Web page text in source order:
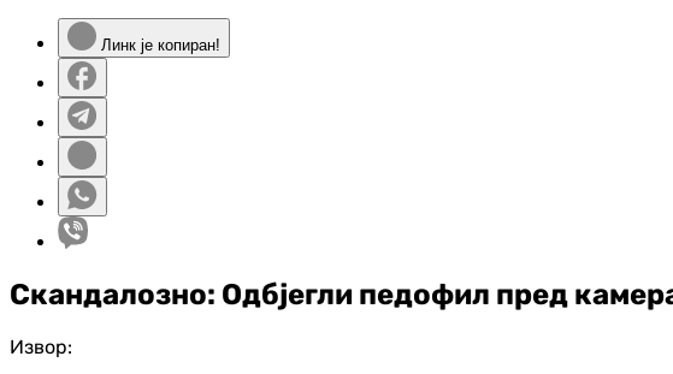
Линк је копиран!
Скандалозно: Одбјегли педофил пред
Извор: